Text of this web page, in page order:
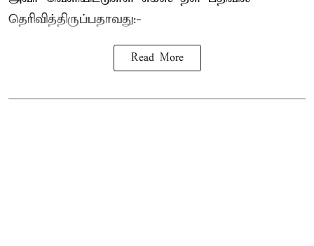
தெரிவித்திருப்பதாவது:-
Read More